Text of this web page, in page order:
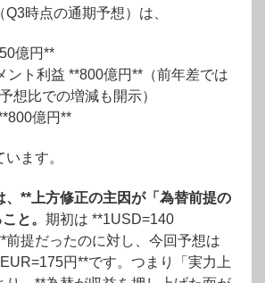
時点の通期予想）は、
億円**
ント利益 **800億円**（前年差では
想比での増減も開示）
億円**
ます。
、**上方修正の主因が「為替前提の
と。 期初は **1USD=140
前提だったのに対し、今回予想は
円**です。 つまり「実力上